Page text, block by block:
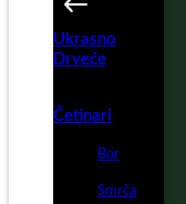
Ukrasno
Drveće
Četinari
Bor
Smrča